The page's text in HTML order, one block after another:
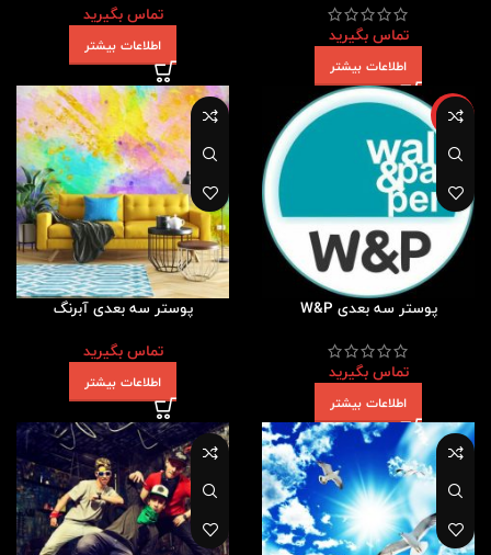
تماس بگیرید
اطلاعات بیشتر
تماس بگیرید
اطلاعات بیشتر
ویژه
پوستر سه بعدی W&P
تماس بگیرید
اطلاعات بیشتر
پوستر سه بعدی آبرنگ
تماس بگیرید
اطلاعات بیشتر